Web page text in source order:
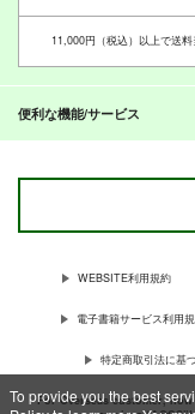
To provide you the best
11,000円（税込）以上で送料
便利な機能/サービス
WEBSITE利用規約
電子書籍サービス利用
特定商取引法に基
For Overseas customer,